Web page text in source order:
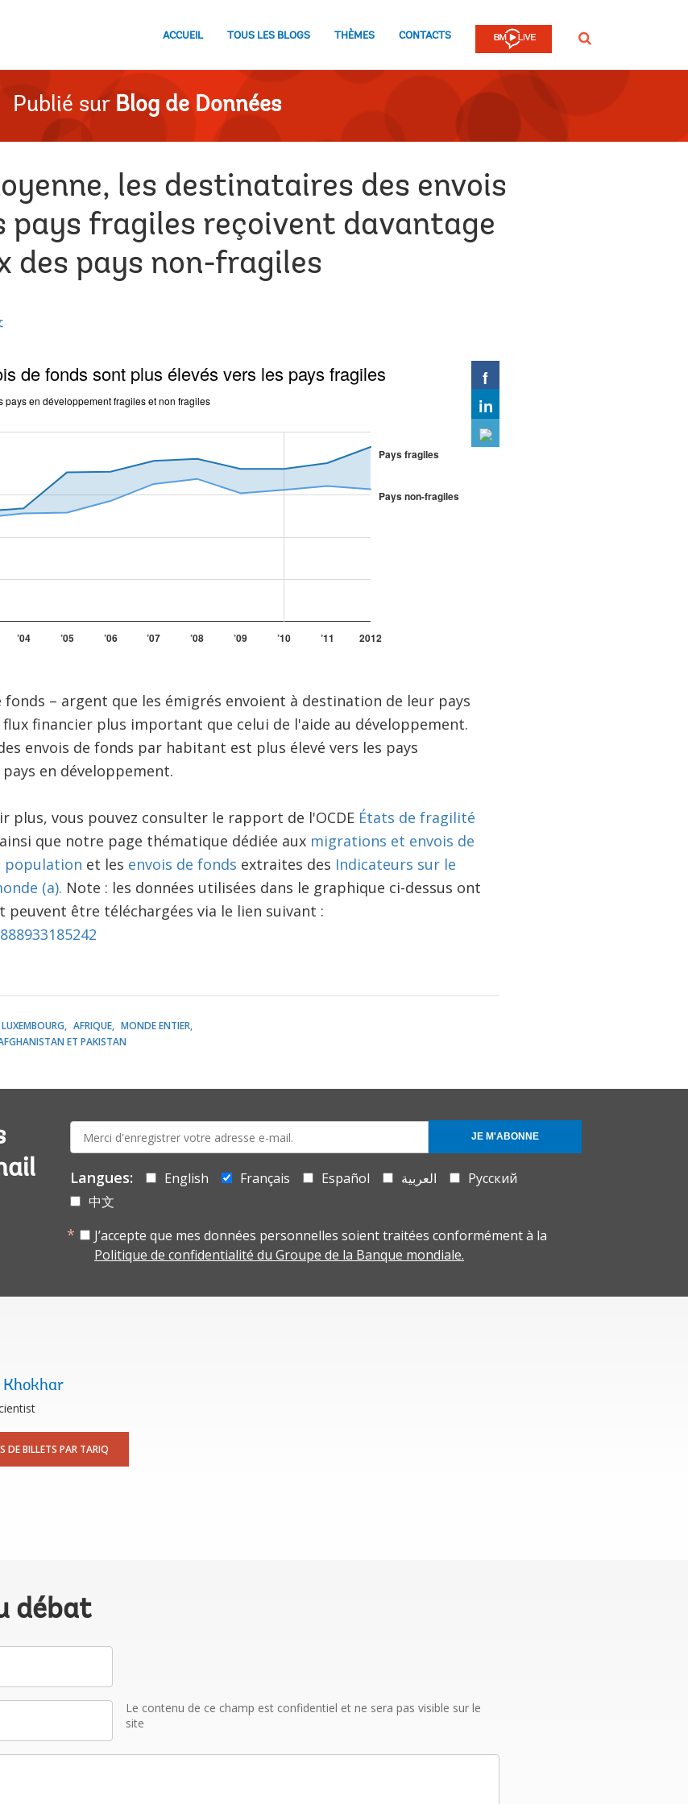
ACCUEIL TOUS LES BLOGS THÈMES CONTACTS Rechercher
Publié sur Blog de Données
les destinataires des envois
pays fragiles reçoivent davantage
des pays non-fragiles
fonds – argent que les émigrés envoient à destination de leur pays
financier plus important que celui de l'aide au développement.
envois de fonds par habitant est plus élevé vers les pays
en développement.
plus, vous pouvez consulter le rapport de l'OCDE États de fragilité
que notre page thématique dédiée aux migrations et envois de
population et les envois de fonds extraites des Indicateurs sur le
(a). Note : les données utilisées dans le graphique ci-dessus ont
peuvent être téléchargées via le lien suivant :
LUXEMBOURG AFRIQUE
MONDE ENTIER
ET PAKISTAN
mail:
Langues: English Français Español العربية
Русский
中文
J’accepte que mes données personnelles soient traitées conformément à la
Politique de confidentialité du Groupe de la Banque mondiale.
JE M'ABONNE
Khokhar
DE BILLETS PAR TARIQ
débat
Le contenu de ce champ est confidentiel et ne sera pas visible sur le
site